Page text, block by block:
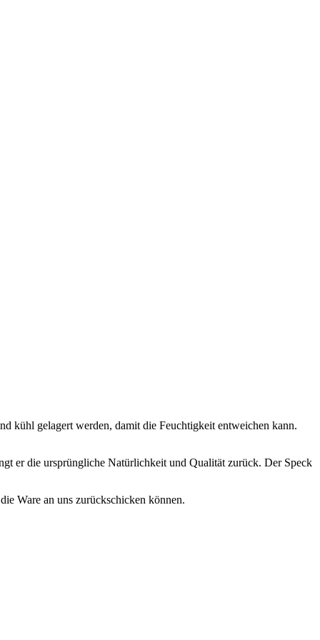
kühl gelagert werden, damit die Feuchtigkeit entweichen kann.
er die ursprüngliche Natürlichkeit und Qualität zurück. Der Speck
Ware an uns zurückschicken können.